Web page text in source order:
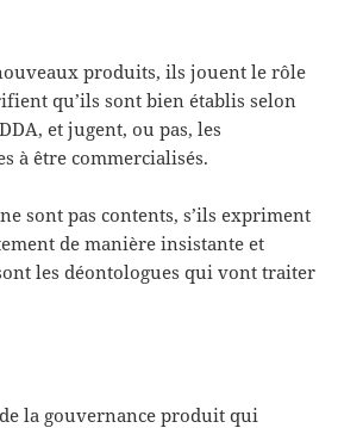
produits, ils jouent le rôle
qu’ils sont bien établis selon
et jugent, ou pas, les
à être commercialisés.
sont pas contents, s’ils expriment
de manière insistante et
les déontologues qui vont traiter
la gouvernance produit qui